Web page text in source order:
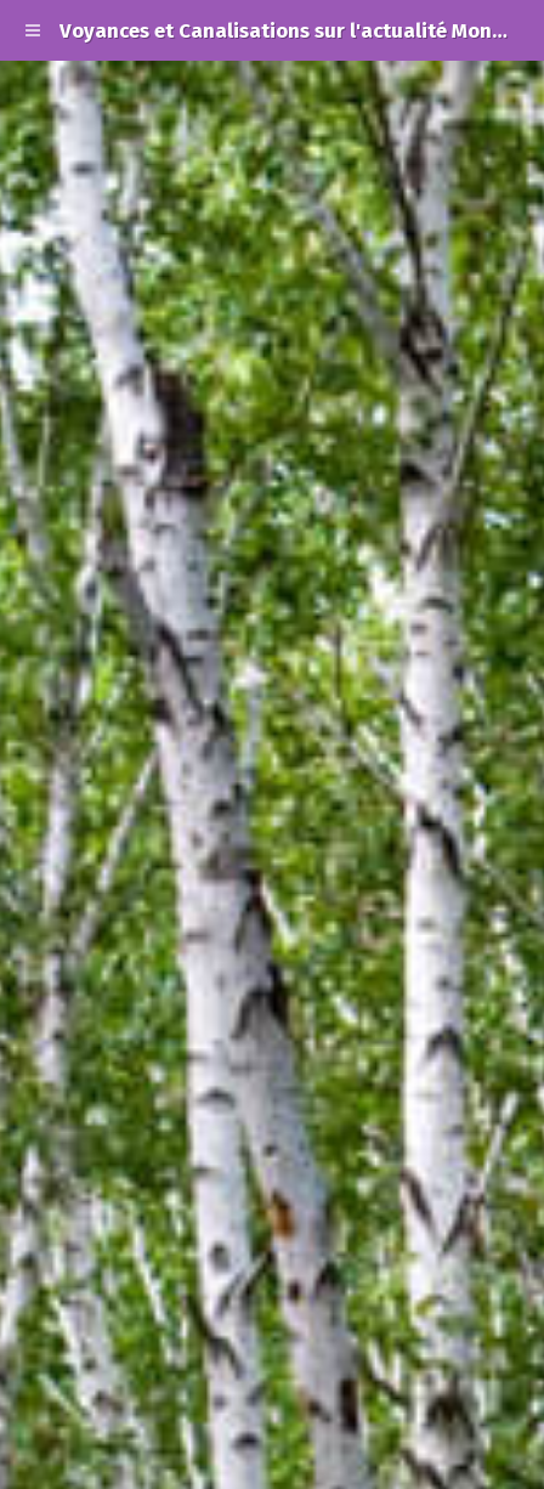
Voyances et Canalisations sur l'actualité Mondiale et les Alertes